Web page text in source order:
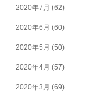
2020年7月 (62)
2020年6月 (60)
2020年5月 (50)
2020年4月 (57)
2020年3月 (69)